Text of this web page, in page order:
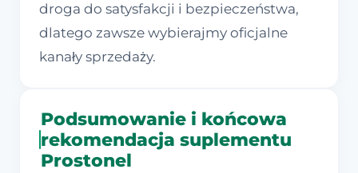
droga do satysfakcji i bezpieczeństwa,
dlatego zawsze wybierajmy oficjalne
kanały sprzedaży.
Podsumowanie i końcowa
rekomendacja suplementu
Prostonel